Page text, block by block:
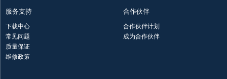
服务支持
下载中心
常见问题
质量保证
维修政策
合作伙伴
合作伙伴计划
成为合作伙伴